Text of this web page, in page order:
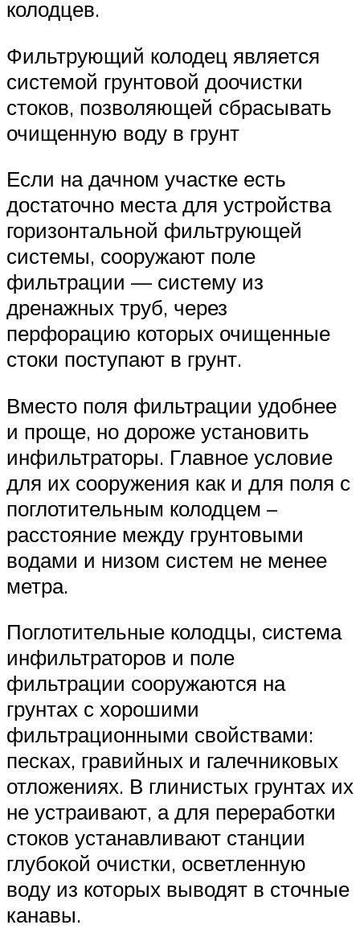
колодцев.
Фильтрующий колодец является
системой грунтовой доочистки
стоков, позволяющей сбрасывать
очищенную воду в грунт
Если на дачном участке есть
достаточно места для устройства
горизонтальной фильтрующей
системы, сооружают поле
фильтрации — систему из
дренажных труб, через
перфорацию которых очищенные
стоки поступают в грунт.
Вместо поля фильтрации удобнее
и проще, но дороже установить
инфильтраторы. Главное условие
для их сооружения как и для поля с
поглотительным колодцем –
расстояние между грунтовыми
водами и низом систем не менее
метра.
Поглотительные колодцы, система
инфильтраторов и поле
фильтрации сооружаются на
грунтах с хорошими
фильтрационными свойствами:
песках, гравийных и галечниковых
отложениях. В глинистых грунтах их
не устраивают, а для переработки
стоков устанавливают станции
глубокой очистки, осветленную
воду из которых выводят в сточные
канавы.